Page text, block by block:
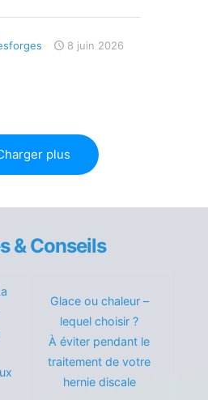
8 juin 2026
plus
& Conseils
Glace ou chaleur –
lequel choisir ?
À éviter pendant le
traitement de votre
hernie discale